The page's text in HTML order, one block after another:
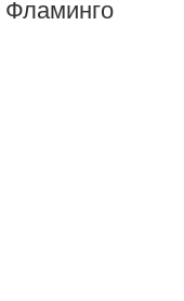
Фламинго